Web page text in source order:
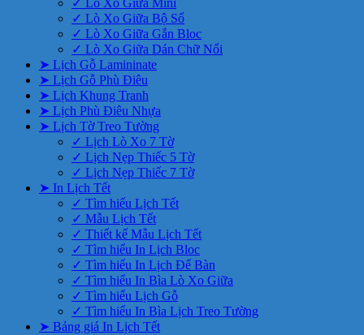
✓ Lò Xo Giữa Mini
✓ Lò Xo Giữa Bộ Số
✓ Lò Xo Giữa Gắn Bloc
✓ Lò Xo Giữa Dán Chữ Nổi
➤ Lịch Gỗ Lamininate
➤ Lịch Gỗ Phù Điêu
➤ Lịch Khung Tranh
➤ Lịch Phù Điêu Nhựa
➤ Lịch Tờ Treo Tường
✓ Lịch Lò Xo 7 Tờ
✓ Lịch Nẹp Thiếc 5 Tờ
✓ Lịch Nẹp Thiếc 7 Tờ
➤ In Lịch Tết
✓ Tìm hiểu Lịch Tết
✓ Mẫu Lịch Tết
✓ Thiết kế Mẫu Lịch Tết
✓ Tìm hiểu In Lịch Bloc
✓ Tìm hiểu In Lịch Để Bàn
✓ Tìm hiểu In Bìa Lò Xo Giữa
✓ Tìm hiểu Lịch Gỗ
✓ Tìm hiểu In Bìa Lịch Treo Tường
➤ Bảng giá In Lịch Tết